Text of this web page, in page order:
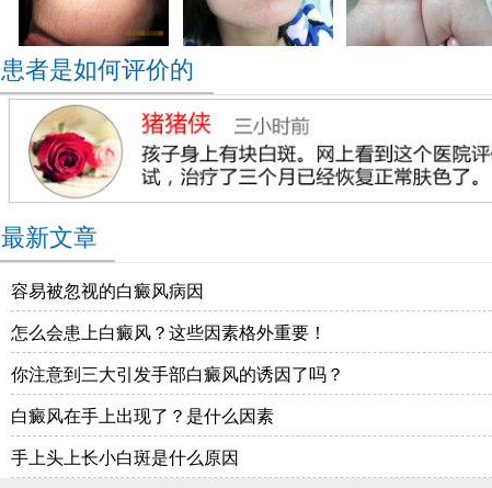
患者是如何评价的
最新文章
容易被忽视的白癜风病因
怎么会患上白癜风？这些因素格外重要！
你注意到三大引发手部白癜风的诱因了吗？
白癜风在手上出现了？是什么因素
手上头上长小白斑是什么原因